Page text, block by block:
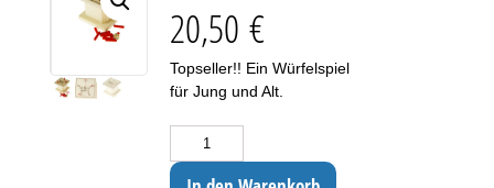
20,50€
Topseller!! Ein Würfelspiel
für Jung und Alt.
Der 6-er Machts Menge